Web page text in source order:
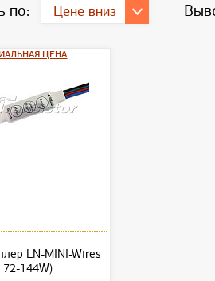
по: Цене вниз
ЦЕНА
LN-MINI-Wires
72-144W)